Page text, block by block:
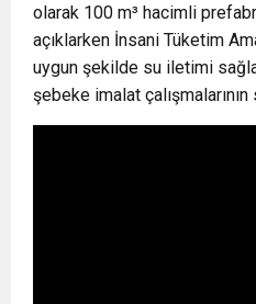
olarak 100 m³ hacimli
açıklarken İnsani Tüketim
uygun şekilde su iletimi
şebeke imalat